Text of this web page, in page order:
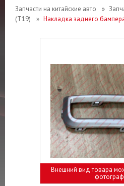
Запчасти на китайские авто »
(T19)
» Накладка заднего
Внешний вид товара